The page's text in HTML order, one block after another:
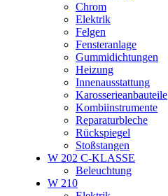
Chrom
Elektrik
Felgen
Fensteranlage
Gummidichtungen
Heizung
Innenausstattung
Karosserieanbauteile
Kombiinstrumente
Reparaturbleche
Rückspiegel
Stoßstangen
W 202 C-KLASSE
Beleuchtung
W 210